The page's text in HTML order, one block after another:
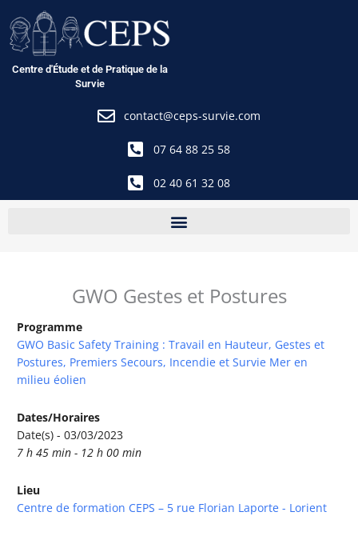
au
contenu
Centre d'Étude et de Pratique de la
Survie
contact@ceps-survie.com
07 64 88 25 58
02 40 61 32 08
GWO Gestes et Postures
Programme
GWO Basic Safety Training : Travail en Hauteur, Gestes et
Postures, Premiers Secours, Incendie et Survie Mer en
milieu éolien
Dates/Horaires
Date(s) - 03/03/2023
7 h 45 min - 12 h 00 min
Lieu
Centre de formation CEPS – 5 rue Florian Laporte - Lorient